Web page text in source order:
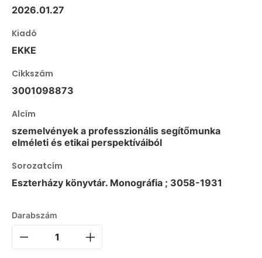
2026.01.27
Kiadó
EKKE
Cikkszám
3001098873
Alcím
szemelvények a professzionális segítőmunka
elméleti és etikai perspektíváiból
Sorozatcím
Eszterházy könyvtár. Monográfia ; 3058-1931
Darabszám